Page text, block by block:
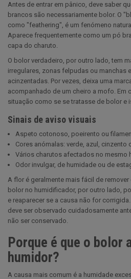
Antes de entrar em pânico, deve saber
brancos são necessariamente bolor. O
como "feathering", é um fenómeno
Aparece frequentemente como um pó
capa do charuto.
O bolor verdadeiro, por outro lado, tem
irregulares, zonas felpudas ou manchas
acinzentadas. Por vezes, deixa uma
acompanhado de um cheiro a mofo. Em
situação como se se tratasse de bolor e
Sinais de aviso visuais
Aspeto cotonoso, poeirento ou
Cores anómalas: verde, azul, cinzento
Vários charutos afectados no mesmo
Odor invulgar, de humidade ou de
A flor é geralmente mais fácil de remover
bolor no humidificador, por outro lado,
e reaparecer se a causa não for
deve ser observado cuidadosamente
não ser conservado.
Porque é que o bolor
humidor?
A causa mais comum é a humidade